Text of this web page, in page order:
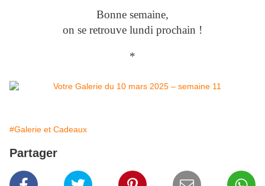
Bonne semaine,
on se retrouve lundi prochain !
*
#Galerie et Cadeaux
Partager